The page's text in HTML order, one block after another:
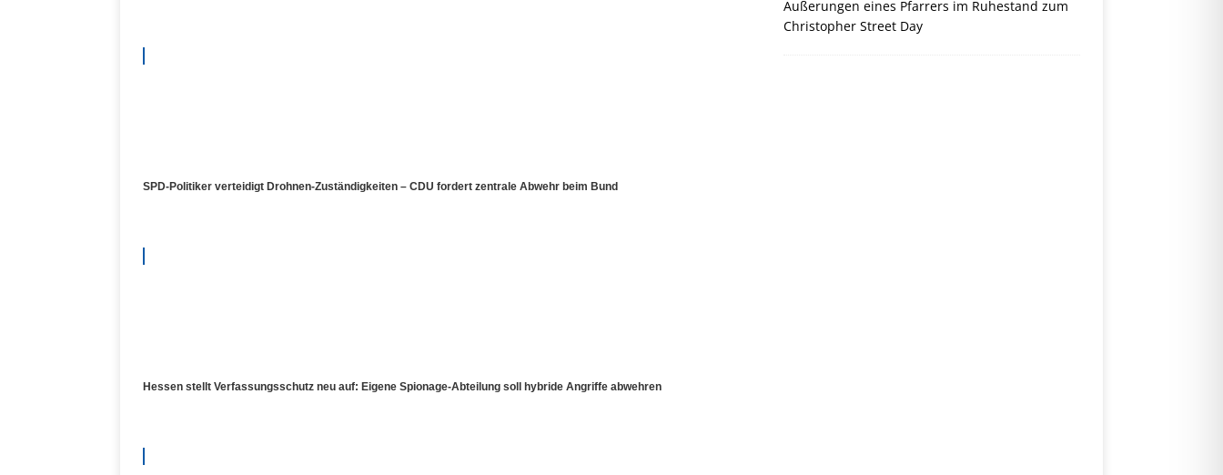
SPD-Politiker verteidigt Drohnen-Zuständigkeiten – CDU fordert zentrale Abwehr beim Bund
Hessen stellt Verfassungsschutz neu auf: Eigene Spionage-Abteilung soll hybride Angriffe abwehren
Äußerungen eines Pfarrers im Ruhestand zum
Christopher Street Day